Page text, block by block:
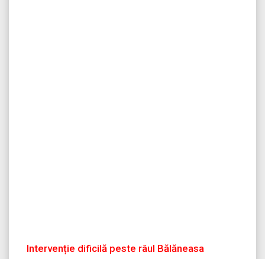
Intervenție dificilă peste râul Bălăneasa